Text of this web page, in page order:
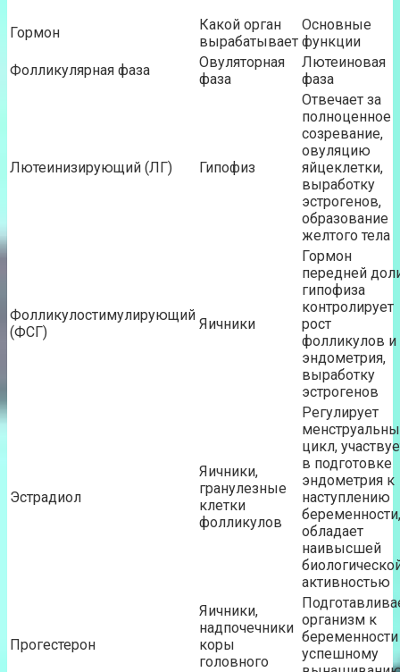
Гормон
Какой орган
вырабатывает
Основные
функции
Фолликулярная фаза
Овуляторная
фаза
Лютеиновая
фаза
Лютеинизирующий (ЛГ) Гипофиз
Отвечает за
полноценное
созревание,
овуляцию
яйцеклетки,
выработку
эстрогенов,
образование
желтого тела
Фолликулостимулирующий
(ФСГ)
Яичники
Гормон
передней
гипофиза
контролирует
рост
фолликулов и
эндометрия,
выработку
эстрогенов
Эстрадиол
Яичники,
гранулезные
клетки
фолликулов
Регулирует
цикл,
в подготовке
эндометрия к
наступлению
беременности,
обладает
наивысшей
активностью
Прогестерон
Яичники,
надпочечники
коры
головного
организм к
успешному